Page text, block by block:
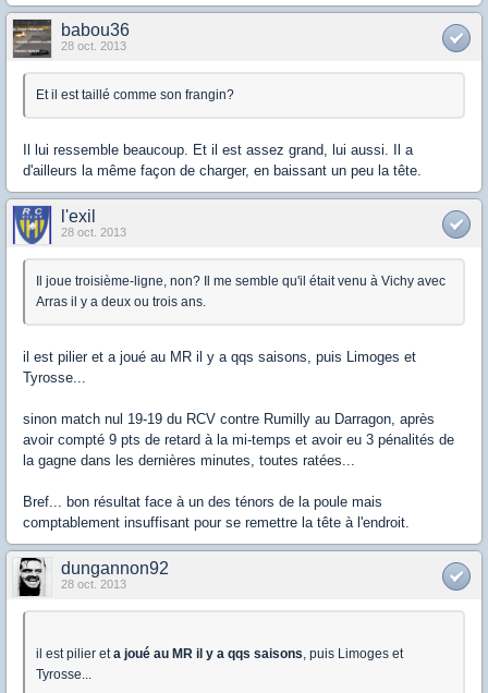
babou36
28 oct. 2013
Et il est taillé comme son frangin?
Il lui ressemble beaucoup. Et il est assez grand, lui aussi. Il a
d'ailleurs la même façon de charger, en baissant un peu la tête.
l'exil
28 oct. 2013
Il joue troisième-ligne, non? Il me semble qu'il était venu à Vichy avec
Arras il y a deux ou trois ans.
il est pilier et a joué au MR il y a qqs saisons, puis Limoges et
Tyrosse...
sinon match nul 19-19 du RCV contre Rumilly au Darragon, après
avoir compté 9 pts de retard à la mi-temps et avoir eu 3 pénalités de
la gagne dans les dernières minutes, toutes ratées...
Bref... bon résultat face à un des ténors de la poule mais
comptablement insuffisant pour se remettre la tête à l'endroit.
dungannon92
28 oct. 2013
il est pilier eta joué au MR il y a qqs saisons , puis Limoges et
Tyrosse...